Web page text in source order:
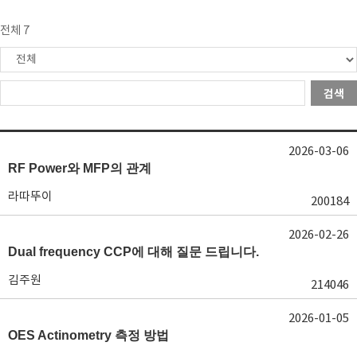
전체 7
검색
RF Power와 MFP의 관계
라따뚜이 200184
2026-03-06
Dual frequency CCP에 대해 질문 드립니다.
김주원 214046
2026-02-26
OES Actinometry 측정 방법
2026-01-05